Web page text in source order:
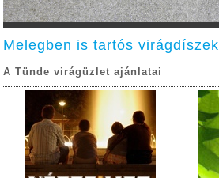
Melegben is tartós virágdíszek
A Tünde virágüzlet ajánlatai